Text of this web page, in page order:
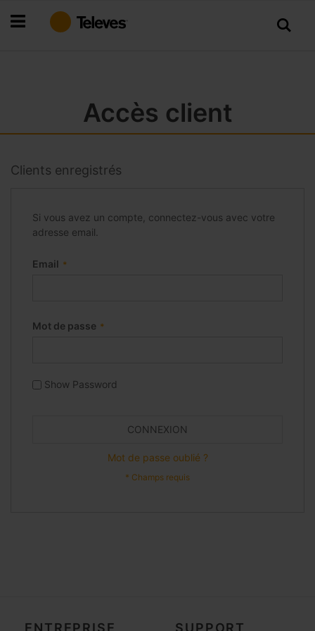
au
Accès client
Clients enregistrés
Si vous avez un compte, connectez-vous avec votre
adresse email.
Email
Mot de passe
Show Password
CONNEXION
Mot de passe oublié ?